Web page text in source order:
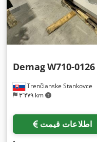
Trenčianske Stankovce
۳٬۴۷۹ km
DemagW710-0126
اطلاعات قیمت